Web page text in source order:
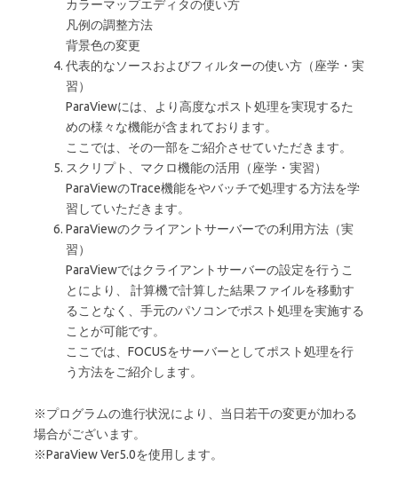
カラーマップエディタの使い方
凡例の調整方法
背景色の変更
代表的なソースおよびフィルターの使い方（座学・実
習）
ParaViewには、より高度なポスト処理を実現するた
めの様々な機能が含まれております。
ここでは、その一部をご紹介させていただきます。
スクリプト、マクロ機能の活用（座学・実習）
ParaViewのTrace機能をやバッチで処理する方法を学
習していただきます。
ParaViewのクライアントサーバーでの利用方法（実
習）
ParaViewではクライアントサーバーの設定を行うこ
とにより、 計算機で計算した結果ファイルを移動す
ることなく、手元のパソコンでポスト処理を実施する
ことが可能です。
ここでは、FOCUSをサーバーとしてポスト処理を行
う方法をご紹介します。
※プログラムの進行状況により、当日若干の変更が加わる
場合がございます。
※ParaView Ver5.0を使用します。